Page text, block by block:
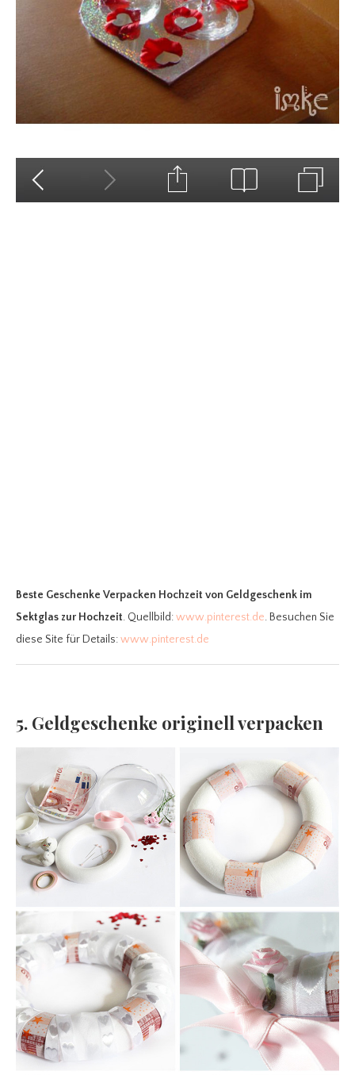
Beste Geschenke Verpacken Hochzeit von Geldgeschenk im
Sektglas zur Hochzeit. Quellbild:www.pinterest.de. Besuchen Sie
diese Site für Details:www.pinterest.de
5. Geldgeschenke originell verpacken